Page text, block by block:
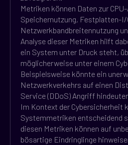
Metriken können Daten zur
Speichernutzung, Festplatten-I/
Netzwerkbandbreitennutzung
Analyse dieser Metriken hilft
ein System unter Druck steht,
möglicherweise unter einem
Beispielsweise könnte ein
Netzwerkverkehrs auf einen
Service (DDoS) Angriff
Im Kontext der Cybersicherheit
Systemmetriken entscheidend
diesen Metriken können auf
bösartige Eindringlinge